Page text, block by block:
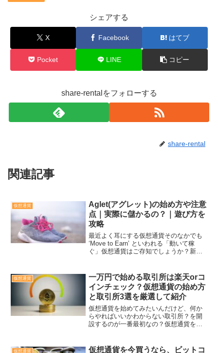
シェアする
X Facebook はてブ
Pocket LINE コピー
share-rentalをフォローする
share-rental
関連記事
仮想通貨
Aglet(アグレット)の始め方や注意
点｜実際に儲かるの？｜遊び方を
攻略
最近よく耳にする仮想通貨そのなかでも
‘Move to Earn’ といわれる「動いて稼
ぐ」仮想通貨はご存知でしょうか？新た
意点、遊び方。そして実際に...
仮想通貨
一万円で始める取引所は楽天orコ
インチェック？仮想通貨の始め方
と取引所3選を厳選して紹介
仮想通貨を始めてみたいんだけど、何か
らやればいいかわからない取引所？を開
設するのが一番最初なの？仮想通貨を始
通貨）を管理してくれる仮想通貨の銀行
仮想通貨
仮想通貨を今買うなら、ビットコ